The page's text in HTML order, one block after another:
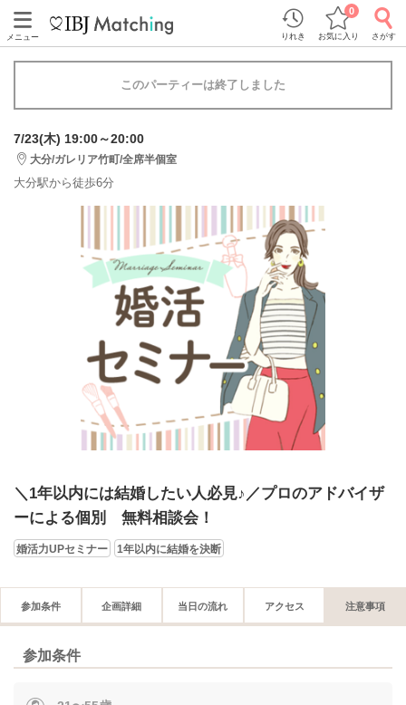
メニュー りれき お気に入り
0
さがす
このパーティーは終了しました
7/23(木) 19:00～20:00
大分/ガレリア竹町/全席半個室
大分駅から徒歩6分
＼1年以内には結婚したい人必見♪／プロのアドバイザ
ーによる個別 無料相談会！
婚活力UPセミナー 1年以内に結婚を決断
参加条件 企画詳細 当日の流れ アクセス 注意事項
参加条件